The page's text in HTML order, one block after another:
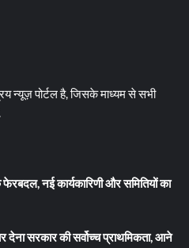
न्यूज़ पोर्टल है, जिसके माध्यम से सभी
नई कार्यकारिणी और समितियों का
देना सरकार की सर्वोच्च प्राथमिकता, आने